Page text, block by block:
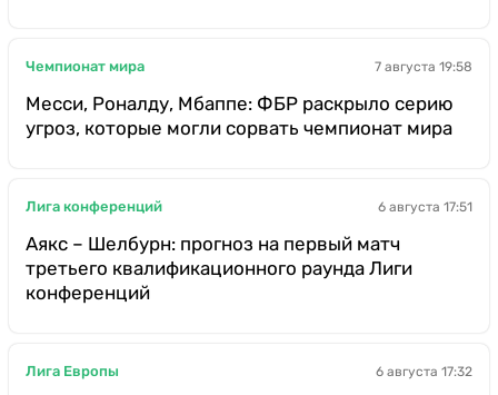
Чемпионат мира 7 августа 19:58
Месси, Роналду, Мбаппе: ФБР раскрыло серию
угроз, которые могли сорвать чемпионат мира
Лига конференций 6 августа 17:51
Аякс – Шелбурн: прогноз на первый матч
третьего квалификационного раунда Лиги
конференций
Лига Европы 6 августа 17:32